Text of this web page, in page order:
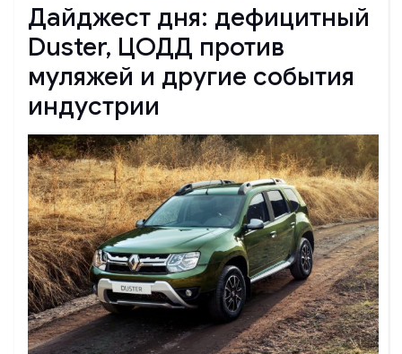
Дайджест дня: дефицитный
Duster, ЦОДД против
муляжей и другие события
индустрии